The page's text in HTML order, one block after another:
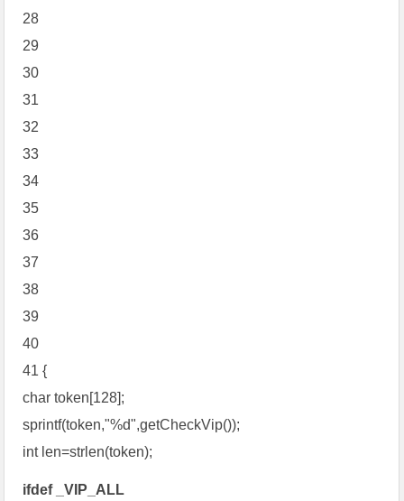
28
29
30
31
32
33
34
35
36
37
38
39
40
41 {
char token[128];
sprintf(token,"%d",getCheckVip());
int len=strlen(token);
ifdef _VIP_ALL